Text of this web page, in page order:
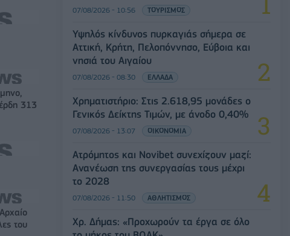
313
του
07/08/2026 - 10:56 ΤΟΥΡΙΣΜΟΣ
Υψηλός κίνδυνος πυρκαγιάς σήμερα σε
Αττική, Κρήτη, Πελοπόννησο, Εύβοια και
νησιά του Αιγαίου
07/08/2026 - 08:30 ΕΛΛΑΔΑ
Χρηματιστήριο: Στις 2.618,95 μονάδες ο
Γενικός Δείκτης Τιμών, με άνοδο 0,40%
07/08/2026 - 13:07 ΟΙΚΟΝΟΜΙΑ
Ατρόμητος και Novibet συνεχίζουν μαζί:
Ανανέωση της συνεργασίας τους μέχρι
το 2028
07/08/2026 - 11:50 ΑΘΛΗΤΙΣΜΟΣ
Χρ. Δήμας: «Προχωρούν τα έργα σε όλο